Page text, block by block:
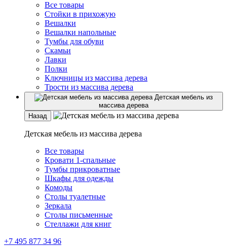
Все товары
Стойки в прихожую
Вешалки
Вешалки напольные
Тумбы для обуви
Скамьи
Лавки
Полки
Ключницы из массива дерева
Трости из массива дерева
Детская мебель из
массива дерева
Назад
Детская мебель из массива дерева
Все товары
Кровати 1-спальные
Тумбы прикроватные
Шкафы для одежды
Комоды
Столы туалетные
Зеркала
Столы письменные
Стеллажи для книг
+7 495 877 34 96